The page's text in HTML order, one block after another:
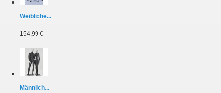
Weibliche...
154,99 €
Männlich...